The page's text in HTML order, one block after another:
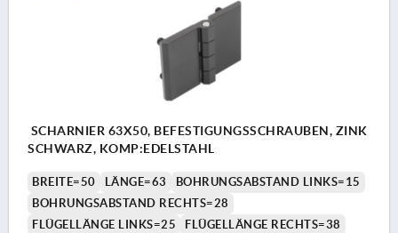
SCHARNIER 63X50, BEFESTIGUNGSSCHRAUBEN, ZINK
SCHWARZ, KOMP:EDELSTAHL
BREITE=50 LÄNGE=63
BOHRUNGSABSTAND LINKS=15
BOHRUNGSABSTAND RECHTS=28
FLÜGELLÄNGE LINKS=25
FLÜGELLÄNGE RECHTS=38